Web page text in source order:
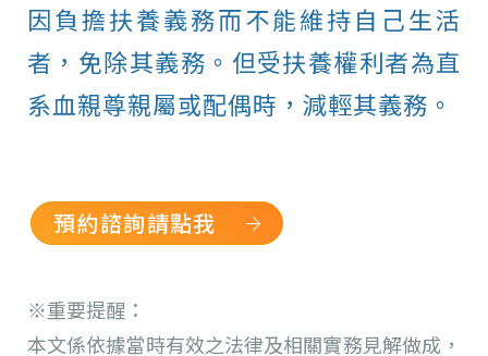
因負擔扶養義務而不能維持自己生活
者，免除其義務。但受扶養權利者為直
系血親尊親屬或配偶時，減輕其義務。
預約諮詢請點我
※重要提醒：
本文係依據當時有效之法律及相關實務見解做成，